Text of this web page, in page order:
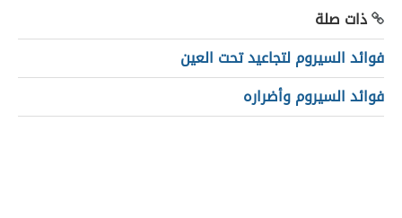
ذات صلة
فوائد السيروم لتجاعيد تحت العين
فوائد السيروم وأضراره